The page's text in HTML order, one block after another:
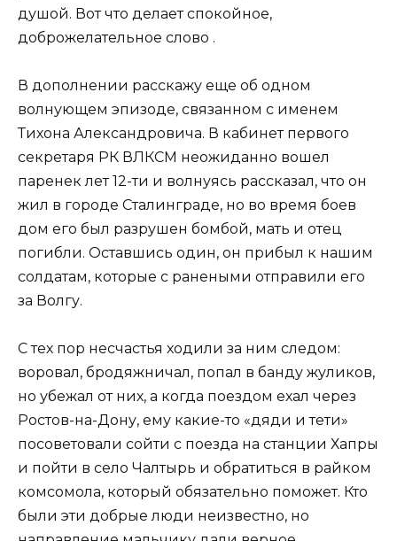
душой. Вот что делает спокойное,
доброжелательное слово .
В дополнении расскажу еще об одном
волнующем эпизоде, связанном с именем
Тихона Александровича. В кабинет первого
секретаря РК ВЛКСМ неожиданно вошел
паренек лет 12-ти и волнуясь рассказал, что он
жил в городе Сталинграде, но во время боев
дом его был разрушен бомбой, мать и отец
погибли. Оставшись один, он прибыл к нашим
солдатам, которые с ранеными отправили его
за Волгу.
С тех пор несчастья ходили за ним следом:
воровал, бродяжничал, попал в банду жуликов,
но убежал от них, а когда поездом ехал через
Ростов-на-Дону, ему какие-то «дяди и тети»
посоветовали сойти с поезда на станции Хапры
и пойти в село Чалтырь и обратиться в райком
комсомола, который обязательно поможет. Кто
были эти добрые люди неизвестно, но